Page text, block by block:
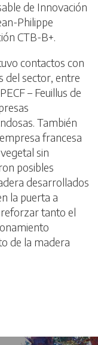
de Innovación
Philippe
CTB-B+.
contactos con
del sector, entre
– Feuillus de
También
francesa
sin
posibles
desarrollados
la puerta a
tanto el
de la madera